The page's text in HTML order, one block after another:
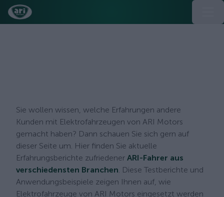
Sie wollen wissen, welche Erfahrungen andere
Kunden mit Elektrofahrzeugen von ARI Motors
gemacht haben? Dann schauen Sie sich gern auf
dieser Seite um. Hier finden Sie aktuelle
Erfahrungsberichte zufriedener ARI-Fahrer aus
verschiedensten Branchen. Diese Testberichte und
Anwendungsbeispiele zeigen Ihnen auf, wie
Elektrofahrzeuge von ARI Motors eingesetzt werden